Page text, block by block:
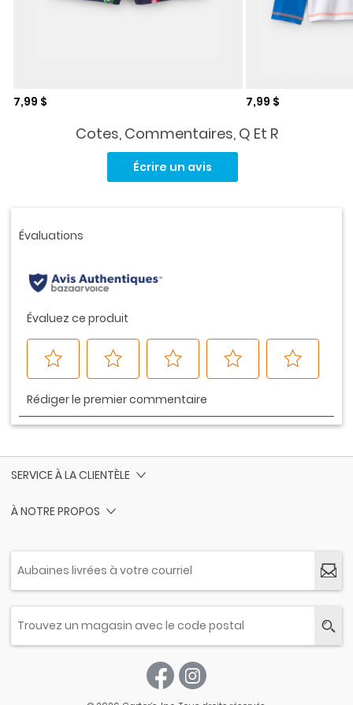
Prix de solde
7,99 $ Prix de solde
7,99 $
Cotes, Commentaires, Q Et R
la
Écrire un avis
SERVICE À LA CLIENTÈLE
À NOTRE PROPOS